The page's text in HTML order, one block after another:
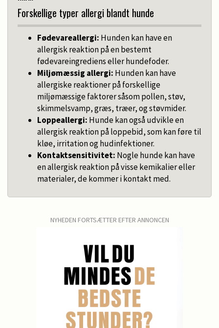
Forskellige typer allergi blandt hunde
Fødevareallergi: Hunden kan have en
allergisk reaktion på en bestemt
fødevareingrediens eller hundefoder.
Miljømæssig allergi: Hunden kan have
allergiske reaktioner på forskellige
miljømæssige faktorer såsom pollen, støv,
skimmelsvamp, græs, træer, og støvmider.
Loppeallergi: Hunde kan også udvikle en
allergisk reaktion på loppebid, som kan føre til
kløe, irritation og hudinfektioner.
Kontaktsensitivitet: Nogle hunde kan have
en allergisk reaktion på visse kemikalier eller
materialer, de kommer i kontakt med.
NYHEDEN FORTSÆTTER EFTER ANNONCEN